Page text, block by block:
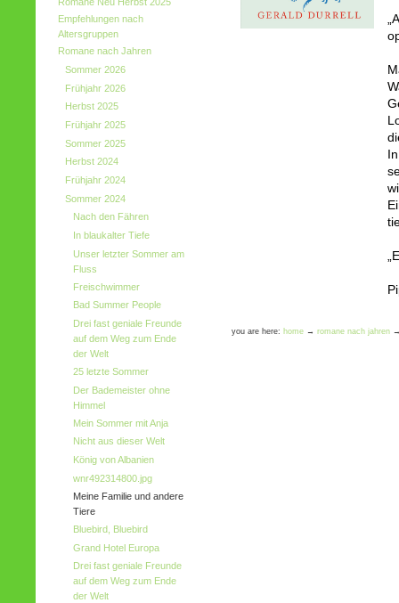
Empfehlungen nach
Altersgruppen
Romane nach Jahren
Sommer 2026
Frühjahr 2026
Herbst 2025
Frühjahr 2025
Sommer 2025
Herbst 2024
Frühjahr 2024
Sommer 2024
Nach den Fähren
In blaukalter Tiefe
Unser letzter Sommer am
Fluss
Freischwimmer
Bad Summer People
Drei fast geniale Freunde
auf dem Weg zum Ende
der Welt
25 letzte Sommer
Der Bademeister ohne
Himmel
Mein Sommer mit Anja
Nicht aus dieser Welt
König von Albanien
wnr492314800.jpg
Meine Familie und andere
Tiere
Bluebird, Bluebird
Grand Hotel Europa
Drei fast geniale Freunde
auf dem Weg zum Ende
der Welt
you are here: home → romane nach jahren